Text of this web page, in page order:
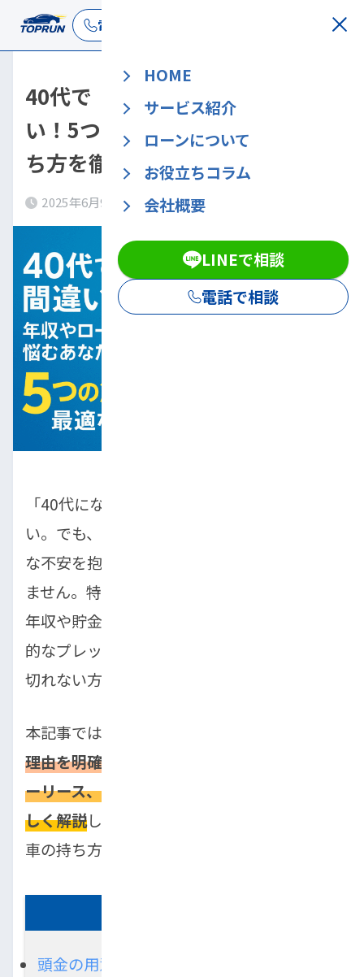
電話で相談
HOME
サービス紹介
ローンについて
お役立ちコラム
会社概要
LINEで相談
電話で相談
40代で「車が買えない」は間違
い！5つの解決策と最適な車の持
ち方を徹底解説
2025年6月9日 2025年8月26日
「40代になり、家族や自分のために車が欲し
い。でも、正直言って買えないかも…」そん
な不安を抱えている方はあなただけではあり
ません。特に就職氷河期を経験した40代は、
年収や貯金、住宅ローン、教育費などの経済
的なプレッシャーが高まり、車の購入に踏み
切れない方が増えています。
本記事では、
理由を明確にし、新車だけでなく中古車やカ
ーリース、カーシェアなど多様な選択肢を詳
しく解説します。最後には、あなたに最適な
車の持ち方が必ず見つかります。
頭金の用意・借入額を見直すと審査通過